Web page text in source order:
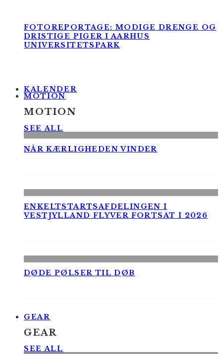
FOTOREPORTAGE: MODIGE DRENGE OG
DRISTIGE PIGER I AARHUS
UNIVERSITETSPARK
KALENDER
MOTION
MOTION
SEE ALL
NÅR KÆRLIGHEDEN VINDER
ENKELTSTARTSAFDELINGEN I
VESTJYLLAND FLYVER FORTSAT I 2026
DØDE PØLSER TIL DØB
GEAR
GEAR
SEE ALL